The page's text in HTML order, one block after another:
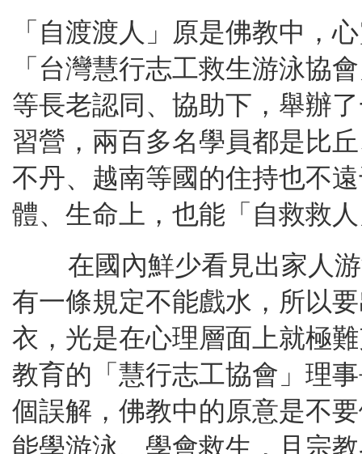
「自渡渡人」原是佛教中，
「台灣慧行志工救生游泳協
等長老認同、協助下，舉辦
習營，兩百多名學員都是比
不丹、越南等國的住持也不
體、生命上，也能「自救救
在國內鮮少看見出家人游
有一條規定不能戲水，所以
衣，光是在心理層面上就極
教育的「慧行志工協會」理
個誤解，佛教中的原意是不
能學游泳、學會救生，且宗